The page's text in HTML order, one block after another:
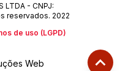
LTDA - CNPJ:
reservados. 2022
de uso (LGPD)
Web